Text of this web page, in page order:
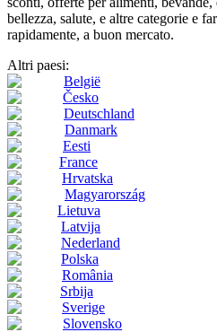
bellezza, salute, e altre categorie e
rapidamente, a buon mercato.
Altri paesi:
België
Česko
Deutschland
Danmark
Eesti
France
Hrvatska
Magyarország
Lietuva
Latvija
Nederland
Polska
România
Srbija
Sverige
Slovensko